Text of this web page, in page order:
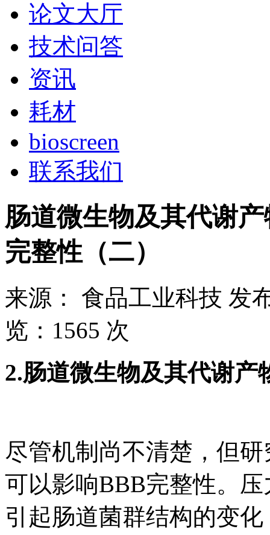
论文大厅
技术问答
资讯
耗材
bioscreen
联系我们
肠道微生物及其代谢
完整性（二）
来源： 食品工业科技 发
览： 1565 次
2.肠道微生物及其代谢产
尽管机制尚不清楚，但
可以影响BBB完整性。
引起肠道菌群结构的变